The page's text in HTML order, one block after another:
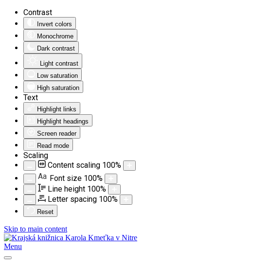
Contrast
Invert colors
Monochrome
Dark contrast
Light contrast
Low saturation
High saturation
Text
Highlight links
Highlight headings
Screen reader
Read mode
Scaling
Content scaling 100%
Aa Font size 100%
Line height 100%
Letter spacing 100%
Reset
Skip to main content
Menu